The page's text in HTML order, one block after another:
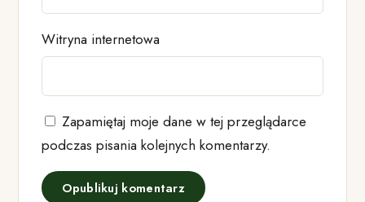
Witryna internetowa
Zapamiętaj moje dane w tej przeglądarce
podczas pisania kolejnych komentarzy.